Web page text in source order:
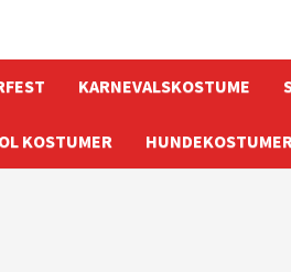
KARNEVALSKOSTUME
KOSTUMER HUNDEKOSTUMER